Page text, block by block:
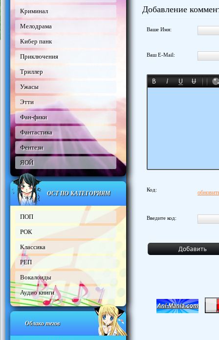
Криминал
Мелодрама
Кибер панк
Приключения
Триллер
Ужасы
Этти
Фан-фики
Фантастика
Фентези
ЯОЙ
ОСТ ПО КАТЕГОРИЯМ
ПОП
РОК
Классика
РЕП
Вокалоиды
Аудио книги
Облако тегов
Добавление
Ваше Имя:
Ваш E-Mail:
Код:
Введите код: